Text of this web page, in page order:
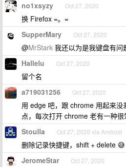
no1xsyzy Oct 27, 2020
换 Firefox =。=
SupperMary Oct 27, 2020
@MrStark 我还以为是我键盘有问
Hallelu Oct 27, 2020
留个名
a719031256 Oct 27, 2020
用 edge 吧，跟 chrome 用起来
点，每次打开 chrome 老有一种很
Stoulla Oct 27, 2020 via Android
删除记录快捷键，shift + delete 😅
JeromeStar Oct 27, 2020